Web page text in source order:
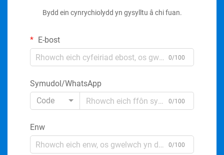
Bydd ein cynrychiolydd yn gysylltu â chi fuan.
E-bost
0/100
Symudol/WhatsApp
Code
0/100
Enw
0/100